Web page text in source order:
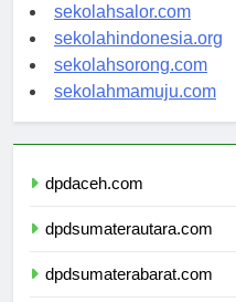
sekolahsalor.com
sekolahindonesia.org
sekolahsorong.com
sekolahmamuju.com
dpdaceh.com
dpdsumaterautara.com
dpdsumaterabarat.com